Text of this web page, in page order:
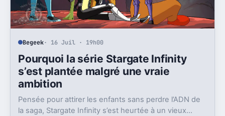
Begeek· 16 Juil · 19h00
Pourquoi la série Stargate Infinity
s’est plantée malgré une vraie
ambition
Pensée pour attirer les enfants sans perdre l’ADN de
la saga, Stargate Infinity s’est heurtée à un vieux